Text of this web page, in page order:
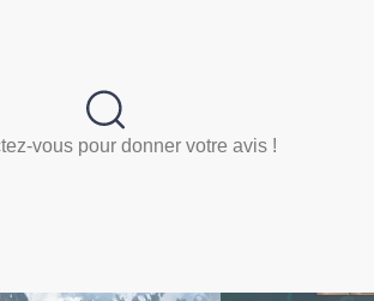
vous pour donner votre avis !